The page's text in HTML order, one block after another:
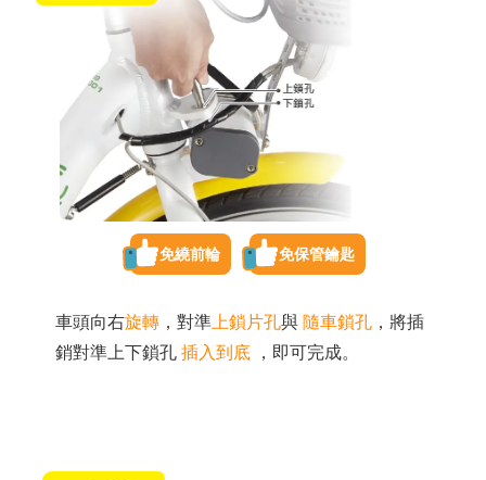
免繞前輪 免保管鑰匙
車頭向右旋轉，對準上鎖片孔與 隨車鎖孔，將插
銷對準上下鎖孔 插入到底，即可完成。